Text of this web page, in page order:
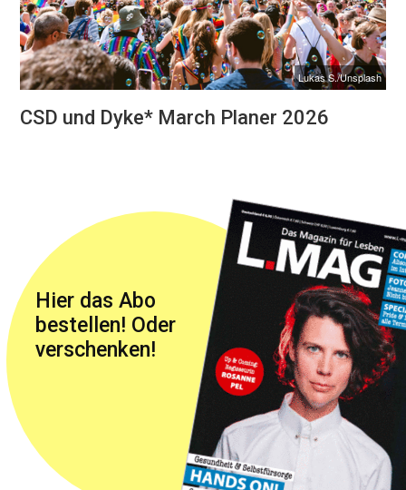
Lukas S./Unsplash
CSD und Dyke* March Planer 2026
Hier das Abo
bestellen! Oder
verschenken!